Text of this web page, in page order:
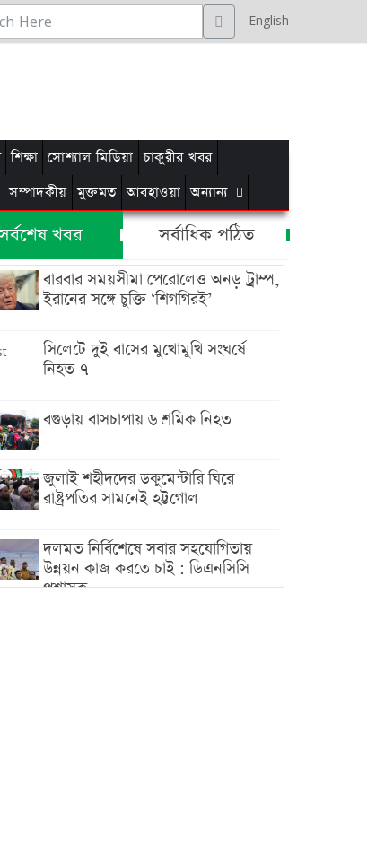
English
শিক্ষা সোশ্যাল মিডিয়া চাকুরীর খবর
সম্পাদকীয় মুক্তমত আবহাওয়া অন্যান্য
খবর সর্বাধিক পঠিত
বারবার সময়সীমা পেরোলেও অনড় ট্রাম্প,
ইরানের সঙ্গে চুক্তি ‘শিগগিরই’
সিলেটে দুই বাসের মুখোমুখি সংঘর্ষে
নিহত ৭
বগুড়ায় বাসচাপায় ৬ শ্রমিক নিহত
জুলাই শহীদদের ডকুমেন্টারি ঘিরে
রাষ্ট্রপতির সামনেই হট্টগোল
দলমত নির্বিশেষে সবার সহযোগিতায়
উন্নয়ন কাজ করতে চাই : ডিএনসিসি
প্রশাসক